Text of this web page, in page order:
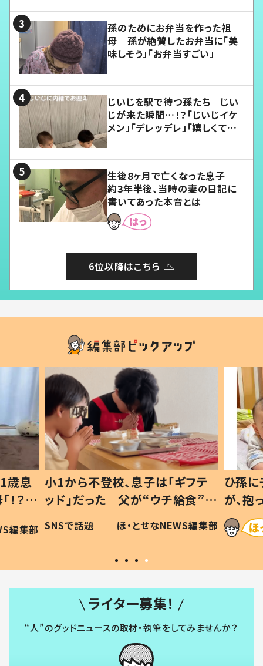
孫のためにお弁当を作った祖
母 孫が絶賛したお弁当に「美
味しそう」「お弁当すごい」
じいじを駅で待つ孫たち じい
じが来た瞬間…！？「じいじイケ
メン」「デレッデレ」「嬉しくて可
生後8ヶ月で亡くなった息子
約3年半後、当時の妻の日記に
書いてあった本音とは
6位以降はこちら
歳息
？」
編集部
小1から不登校、息子は「ギフテ
ッド」だった 父が“ウチ給食”を
作り続ける理由とは #令和の親
#令和の子
SNSで話題 ほ・とせなNEWS編集部
ひ孫
が、
「涙が
い」
ライター募集！
“人”のグッドニュースの取材・執筆をしてみませんか？